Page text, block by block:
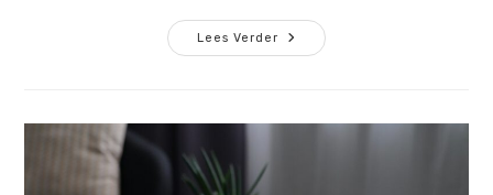
Lees Verder
Het
Belang